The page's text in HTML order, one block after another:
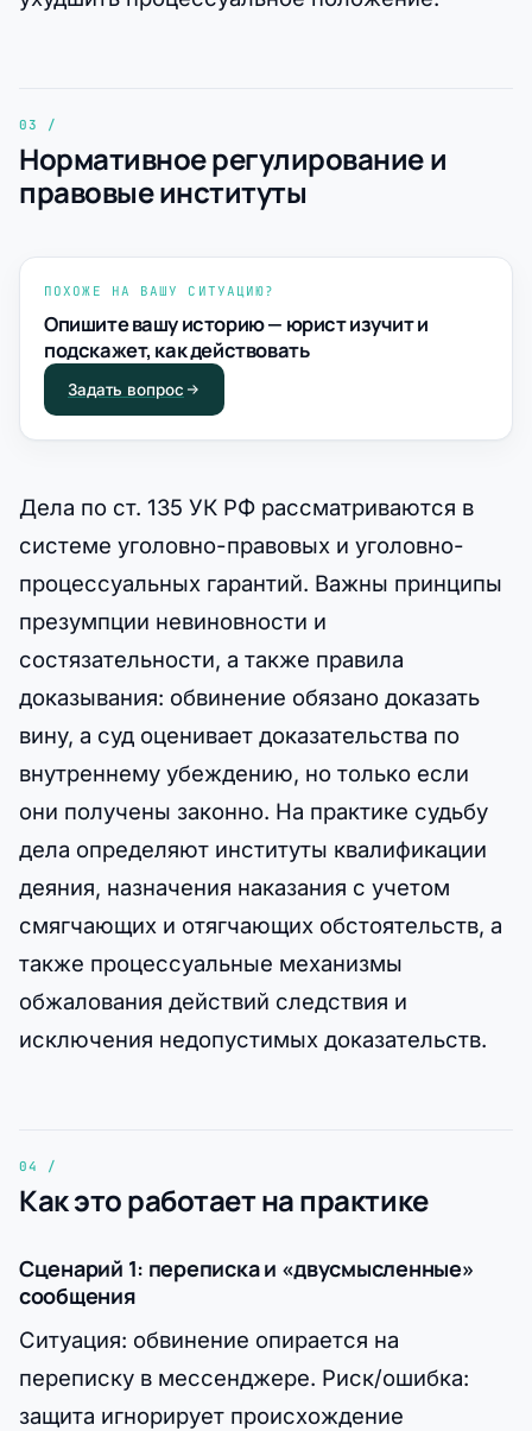
Нормативное регулирование и
правовые институты
ПОХОЖЕ НА ВАШУ СИТУАЦИЮ?
Опишите вашу историю — юрист изучит и
подскажет, как действовать
Задать вопрос
Дела по ст. 135 УК РФ рассматриваются в
системе уголовно-правовых и уголовно-
процессуальных гарантий. Важны принципы
презумпции невиновности и
состязательности, а также правила
доказывания: обвинение обязано доказать
вину, а суд оценивает доказательства по
внутреннему убеждению, но только если
они получены законно. На практике судьбу
дела определяют институты квалификации
деяния, назначения наказания с учетом
смягчающих и отягчающих обстоятельств, а
также процессуальные механизмы
обжалования действий следствия и
исключения недопустимых доказательств.
Как это работает на практике
Сценарий 1: переписка и «двусмысленные»
сообщения
Ситуация: обвинение опирается на
переписку в мессенджере. Риск/ошибка:
защита игнорирует происхождение